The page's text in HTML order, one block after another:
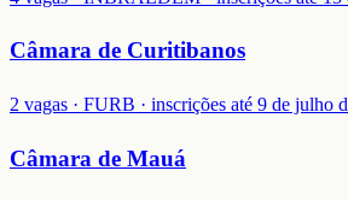
Câmara de Curitibanos
2 vagas · FURB · inscrições até 9 de julho
Câmara de Mauá